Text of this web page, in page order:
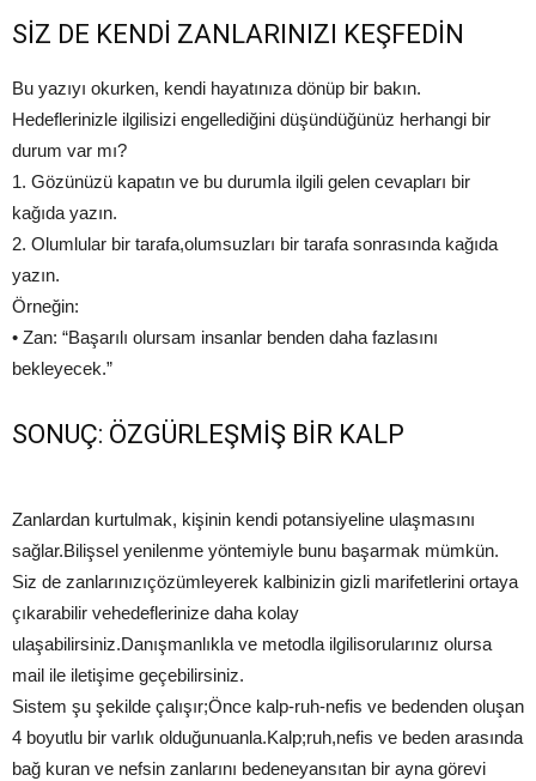
SİZ DE KENDİ ZANLARINIZI KEŞFEDİN
Bu yazıyı okurken, kendi hayatınıza dönüp bir bakın.
Hedeflerinizle ilgilisizi engellediğini düşündüğünüz herhangi bir
durum var mı?
1. Gözünüzü kapatın ve bu durumla ilgili gelen cevapları bir
kağıda yazın.
2. Olumlular bir tarafa,olumsuzları bir tarafa sonrasında kağıda
yazın.
Örneğin:
• Zan: “Başarılı olursam insanlar benden daha fazlasını
bekleyecek.”
SONUÇ: ÖZGÜRLEŞMİŞ BİR KALP
Zanlardan kurtulmak, kişinin kendi potansiyeline ulaşmasını
sağlar.Bilişsel yenilenme yöntemiyle bunu başarmak mümkün.
Siz de zanlarınızıçözümleyerek kalbinizin gizli marifetlerini ortaya
çıkarabilir vehedeflerinize daha kolay
ulaşabilirsiniz.Danışmanlıkla ve metodla ilgilisorularınız olursa
mail ile iletişime geçebilirsiniz.
Sistem şu şekilde çalışır;Önce kalp-ruh-nefis ve bedenden oluşan
4 boyutlu bir varlık olduğunuanla.Kalp;ruh,nefis ve beden arasında
bağ kuran ve nefsin zanlarını bedeneyansıtan bir ayna görevi